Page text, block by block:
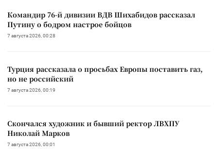
Командир 76-й дивизии ВДВ Шихабидов рассказал
Путину о бодром настрое бойцов
7 августа 2026, 00:28
Турция рассказала о просьбах Европы поставить газ,
но не российский
7 августа 2026, 00:19
Скончался художник и бывший ректор ЛВХПУ
Николай Марков
7 августа 2026, 00:01